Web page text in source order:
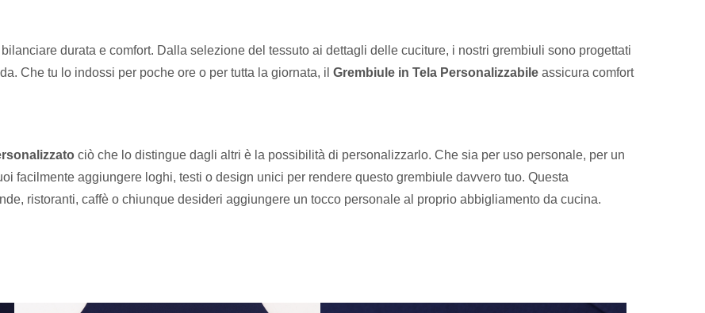
durata e comfort. Dalla selezione del tessuto ai dettagli delle cuciture, i nostri grembiuli sono progettati
Che tu lo indossi per poche ore o per tutta la giornata, il Grembiule in Tela Personalizzabile assicura comfort
ciò che lo distingue dagli altri è la possibilità di personalizzarlo. Che sia per uso personale, per un
facilmente aggiungere loghi, testi o design unici per rendere questo grembiule davvero tuo. Questa
ristoranti, caffè o chiunque desideri aggiungere un tocco personale al proprio abbigliamento da cucina.